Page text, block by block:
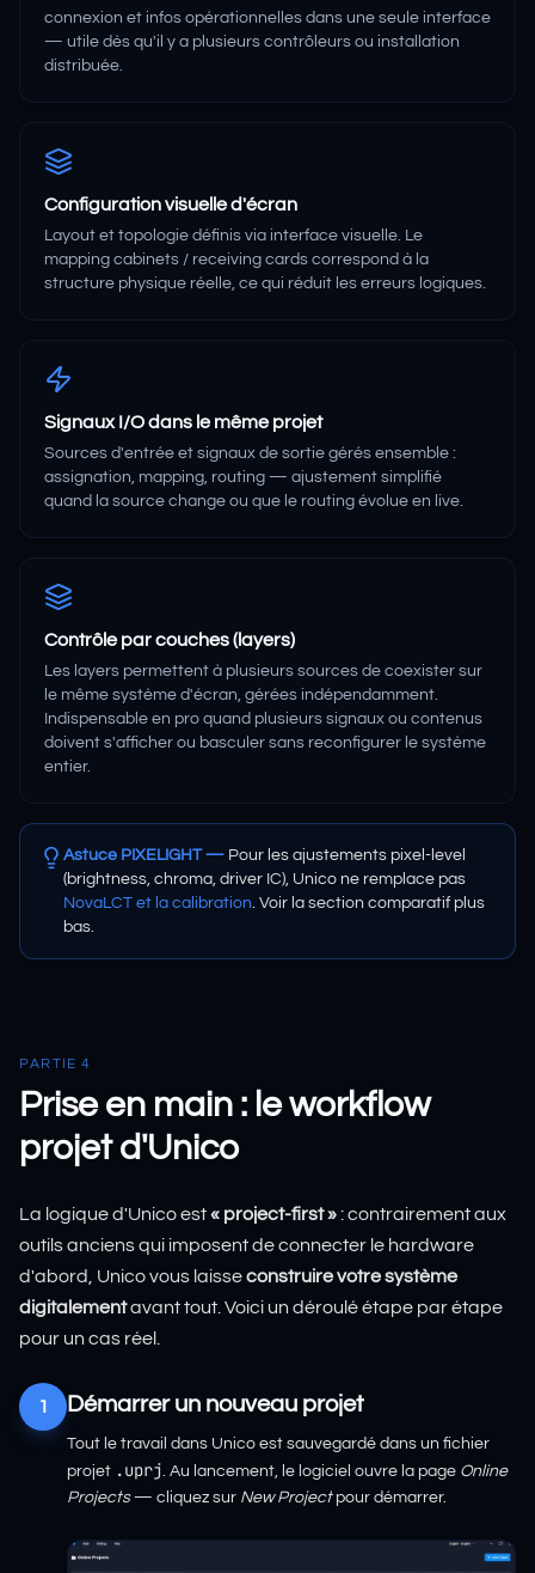
connexion et infos opérationnelles dans une seule interface
— utile dès qu'il y a plusieurs contrôleurs ou installation
distribuée.
Configuration visuelle d'écran
Layout et topologie définis via interface visuelle. Le
mapping cabinets / receiving cards correspond à la
structure physique réelle, ce qui réduit les erreurs logiques.
Signaux I/O dans le même projet
Sources d'entrée et signaux de sortie gérés ensemble :
assignation, mapping, routing — ajustement simplifié
quand la source change ou que le routing évolue en live.
Contrôle par couches (layers)
Les layers permettent à plusieurs sources de coexister sur
le même système d'écran, gérées indépendamment.
Indispensable en pro quand plusieurs signaux ou contenus
doivent s'afficher ou basculer sans reconfigurer le système
entier.
Astuce PIXELIGHT — Pour les ajustements pixel-level
(brightness, chroma, driver IC), Unico ne remplace pas
NovaLCT et la calibration. Voir la section comparatif plus
bas.
PARTIE 4
Prise en main : le workflow
projet d'Unico
La logique d'Unico est« project-first »: contrairement aux
outils anciens qui imposent de connecter le hardware
d'abord, Unico vous laisseconstruire votre système
digitalementavant tout. Voici un déroulé étape par étape
pour un cas réel.
1 Démarrer un nouveau projet
Tout le travail dans Unico est sauvegardé dans un fichier
projet .uprj. Au lancement, le logiciel ouvre la page Online
Projects— cliquez sur New Projectpour démarrer.